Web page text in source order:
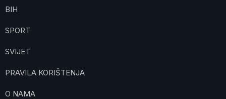
BIH
SPORT
SVIJET
PRAVILA KORIŠTENJA
O NAMA